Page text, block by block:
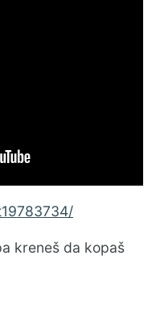
kreneš da kopaš